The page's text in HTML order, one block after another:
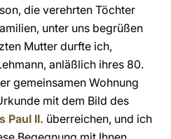
die verehrten Töchter
unter uns begrüßen
Mutter durfte ich,
anläßlich ihres 80.
gemeinsamen Wohnung
mit dem Bild des
Paul II. überreichen, und ich